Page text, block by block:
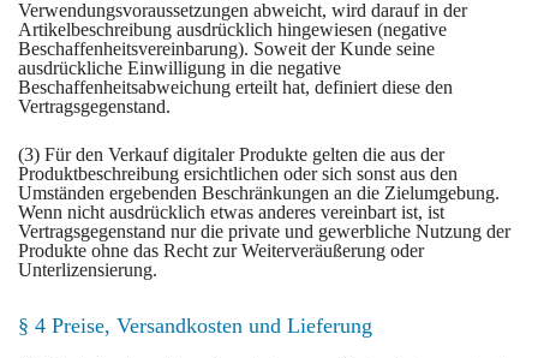
Verwendungsvoraussetzungen abweicht, wird darauf in der
Artikelbeschreibung ausdrücklich hingewiesen (negative
Beschaffenheitsvereinbarung). Soweit der Kunde seine
ausdrückliche Einwilligung in die negative
Beschaffenheitsabweichung erteilt hat, definiert diese den
Vertragsgegenstand.
(3) Für den Verkauf digitaler Produkte gelten die aus der
Produktbeschreibung ersichtlichen oder sich sonst aus den
Umständen ergebenden Beschränkungen an die Zielumgebung.
Wenn nicht ausdrücklich etwas anderes vereinbart ist, ist
Vertragsgegenstand nur die private und gewerbliche Nutzung der
Produkte ohne das Recht zur Weiterveräußerung oder
Unterlizensierung.
§ 4 Preise, Versandkosten und Lieferung